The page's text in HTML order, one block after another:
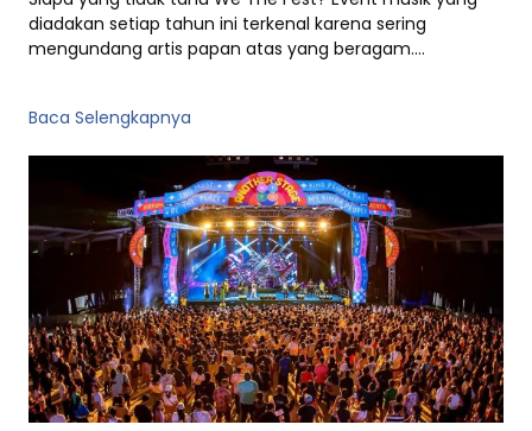
diadakan setiap tahun ini terkenal karena sering
mengundang artis papan atas yang beragam.…
Baca Selengkapnya